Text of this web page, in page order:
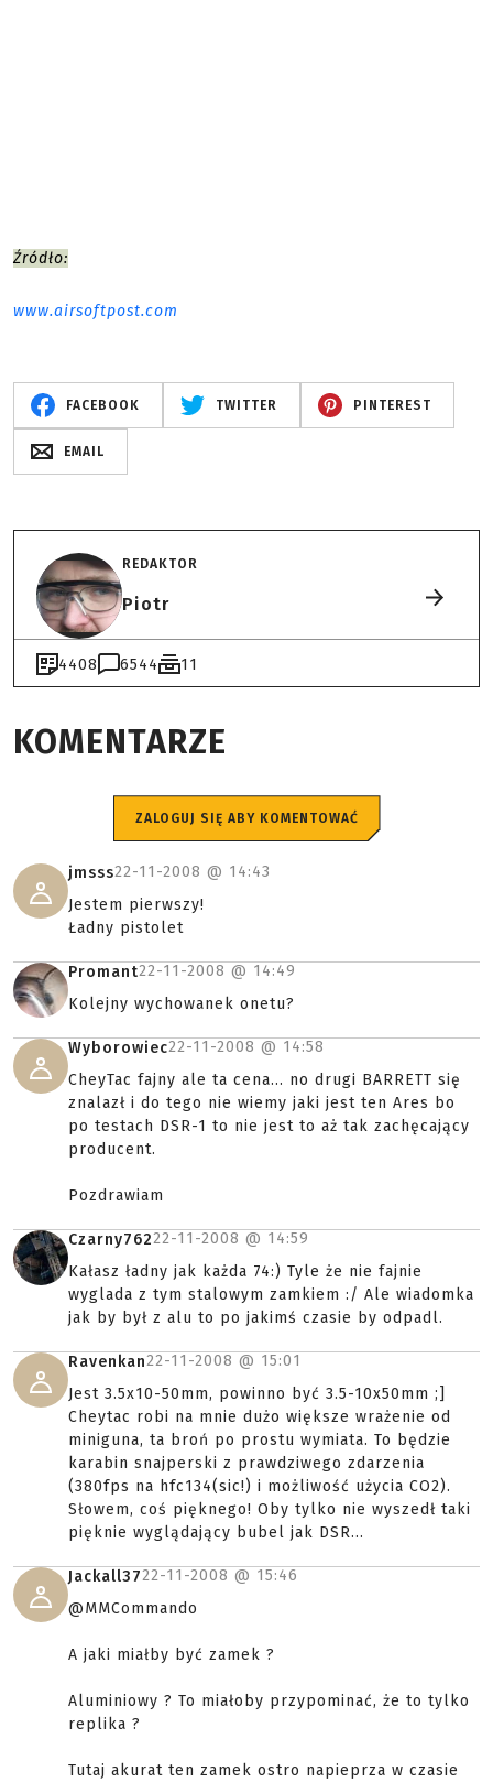
Źródło:
www.airsoftpost.com
FACEBOOK TWITTER PINTEREST
EMAIL
REDAKTOR
Piotr
4408 6544 11
KOMENTARZE
ZALOGUJ SIĘ ABY KOMENTOWAĆ
jmsss22-11-2008 @ 14:43
Jestem pierwszy!
Ładny pistolet
Promant22-11-2008 @ 14:49
Kolejny wychowanek onetu?
Wyborowiec22-11-2008 @ 14:58
CheyTac fajny ale ta cena... no drugi BARRETT się
znalazł i do tego nie wiemy jaki jest ten Ares bo
po testach DSR-1 to nie jest to aż tak zachęcający
producent.
Pozdrawiam
Czarny76222-11-2008 @ 14:59
Kałasz ładny jak każda 74:) Tyle że nie fajnie
wyglada z tym stalowym zamkiem :/ Ale wiadomka
jak by był z alu to po jakimś czasie by odpadl.
Ravenkan22-11-2008 @ 15:01
Jest 3.5x10-50mm, powinno być 3.5-10x50mm ;]
Cheytac robi na mnie dużo większe wrażenie od
miniguna, ta broń po prostu wymiata. To będzie
karabin snajperski z prawdziwego zdarzenia
(380fps na hfc134(sic!) i możliwość użycia CO2).
Słowem, coś pięknego! Oby tylko nie wyszedł taki
pięknie wyglądający bubel jak DSR...
Jackall3722-11-2008 @ 15:46
@MMCommando
A jaki miałby być zamek ?
Aluminiowy ? To miałoby przypominać, że to tylko
replika ?
Tutaj akurat ten zamek ostro napieprza w czasie